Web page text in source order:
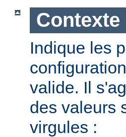
Contexte
Indique les
valide. Il
des valeurs
virgules :